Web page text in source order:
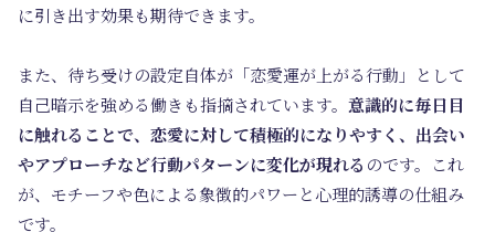
に引き出す効果も期待できます。
また、待ち受けの設定自体が「恋愛運が上がる行動」として
自己暗示を強める働きも指摘されています。 意識的に毎日目
に触れることで、恋愛に対して積極的になりやすく、出会い
やアプローチなど行動パターンに変化が現れる のです。これ
が、モチーフや色による象徴的パワーと心理的誘導の仕組み
です。